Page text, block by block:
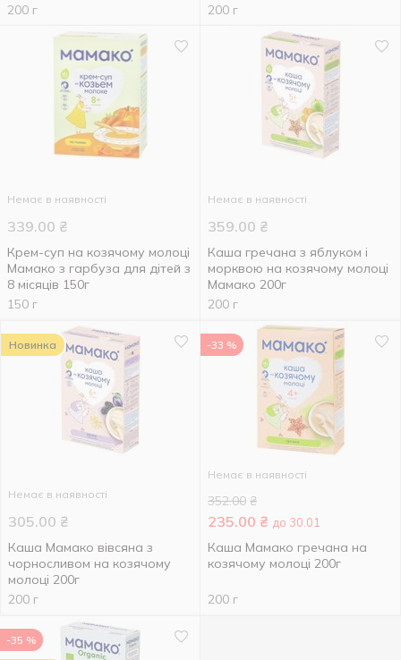
200 г
200 г
Немає в наявності
339.00 ₴
Крем-суп на козячому молоці
Мамако з гарбуза для дітей з
8 місяців 150г
150 г
Немає в наявності
359.00 ₴
Каша гречана з яблуком і
морквою на козячому молоці
Мамако 200г
200 г
Новинка
Немає в наявності
305.00 ₴
Каша Мамако вівсяна з
чорносливом на козячому
молоці 200г
200 г
-33 %
Немає в наявності
352.00 ₴
235.00 ₴ до 30.01
Каша Мамако гречана на
козячому молоці 200г
200 г
-35 %